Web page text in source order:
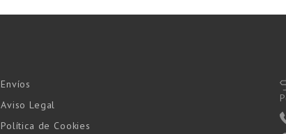
Envíos
Aviso Legal
Política de Cookies